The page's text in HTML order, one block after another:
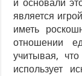
и основали
является
иметь
отношении
учитывая,
использует